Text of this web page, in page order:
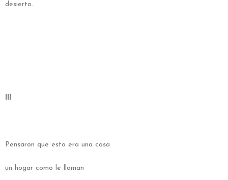
desierto.
Pensaron que esto era una casa
un hogar como le llaman